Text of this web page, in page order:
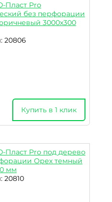
Пласт Pro
без перфорации
3000х300
20806
Купить в 1 клик
Пласт Pro под дерево
Орех темный
мм
20810